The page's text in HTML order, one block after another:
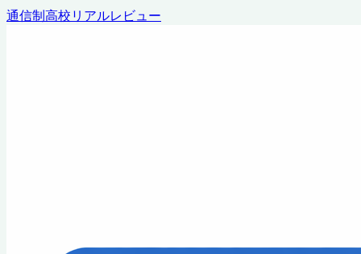
通信制高校リアルレビュー